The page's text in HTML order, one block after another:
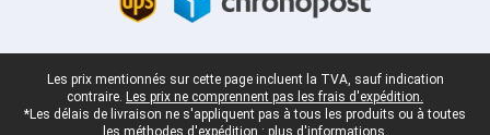
Pied-de-page légal
Les prix mentionnés sur cette page incluent la TVA, sauf indication
contraire. Les prix ne comprennent pas les frais d'expédition.
*Les délais de livraison ne s'appliquent pas à tous les produits ou à toutes
les méthodes d'expédition : plus d'informations.